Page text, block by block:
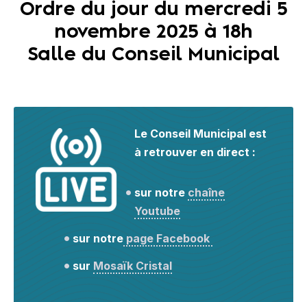
Ordre du jour du mercredi 5
novembre 2025 à 18h
Salle du Conseil Municipal
Le Conseil Municipal est
à retrouver en direct :
sur notre chaîne
Youtube
sur notre page Facebook
sur Mosaïk Cristal